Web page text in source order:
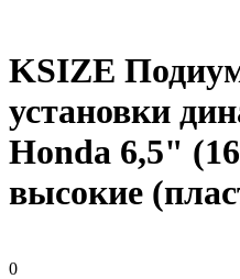
KSIZE
установки
Honda 6,5"
высокие
0